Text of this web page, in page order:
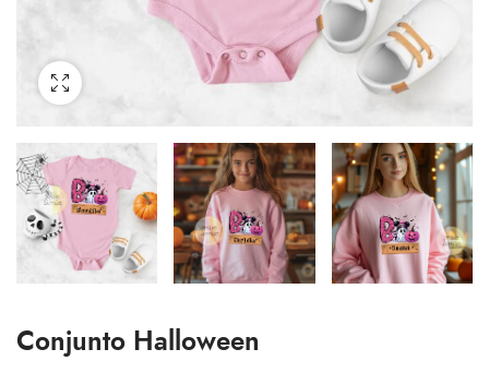
Conjunto Halloween